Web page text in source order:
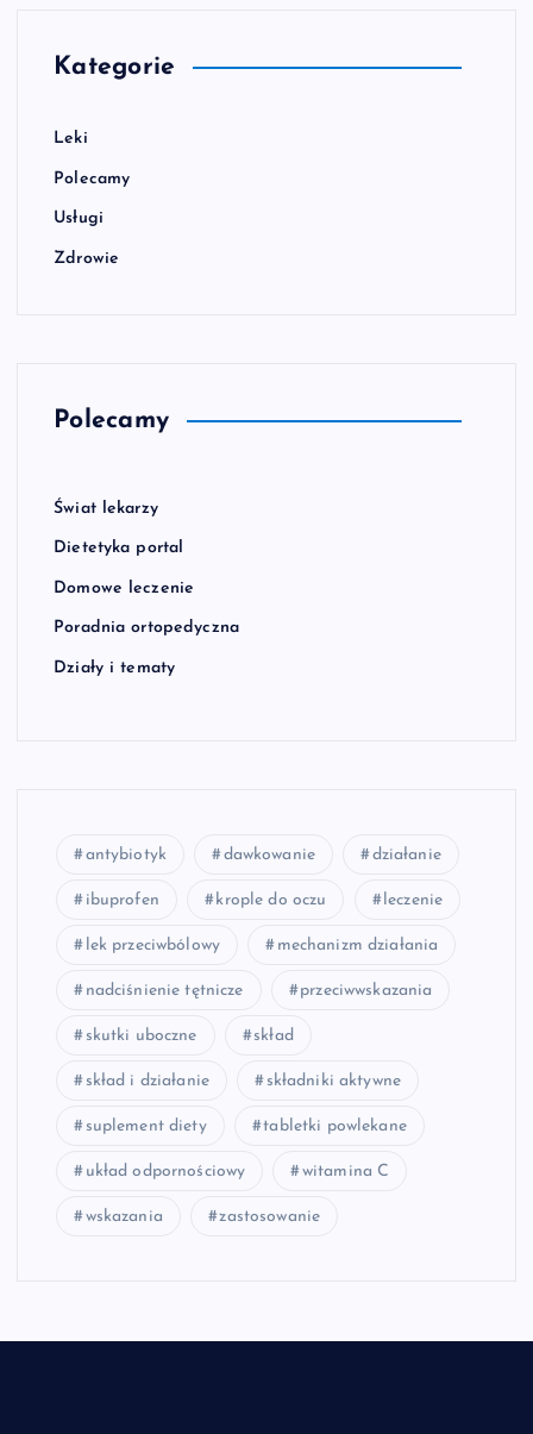
Kategorie
Leki
Polecamy
Usługi
Zdrowie
Polecamy
Świat lekarzy
Dietetyka portal
Domowe leczenie
Poradnia ortopedyczna
Działy i tematy
antybiotyk dawkowanie działanie
ibuprofen krople do oczu leczenie
lek przeciwbólowy mechanizm działania
nadciśnienie tętnicze przeciwwskazania
skutki uboczne skład
skład i działanie składniki aktywne
suplement diety tabletki powlekane
układ odpornościowy witamina C
wskazania zastosowanie